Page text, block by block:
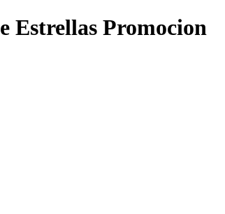
Estrellas Promocion